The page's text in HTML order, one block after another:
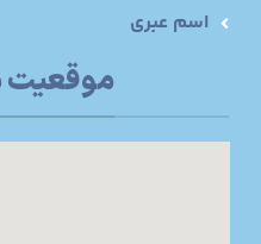
اسم عبری
موقعیت